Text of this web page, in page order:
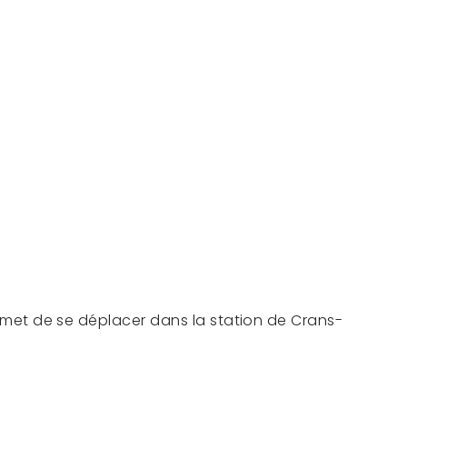
de se déplacer dans la station de Crans-